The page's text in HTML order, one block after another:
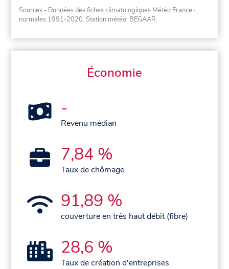
Sources - Données des fiches climatologiques Météo France ·
normales 1991-2020. Station météo: BEGAAR.
Économie
-
Revenu médian
7,84 %
Taux de chômage
91,89 %
couverture en très haut débit (fibre)
28,6 %
Taux de création d'entreprises